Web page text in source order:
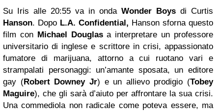
Su Iris alle 20:55 va in onda Wonder Boys di Curtis
Hanson. Dopo L.A. Confidential, Hanson sforna questo
film conMichael Douglasa interpretare un professore
universitario di inglese e scrittore in crisi, appassionato
fumatore di marijuana, attorno a cui ruotano vari e
strampalati personaggi: un’amante sposata, un editore
gay (Robert Downey Jr) e un allievo prodigio (Tobey
Maguire), che gli sarà d’aiuto per affrontare la sua crisi.
Una commediola non radicale come poteva essere, ma